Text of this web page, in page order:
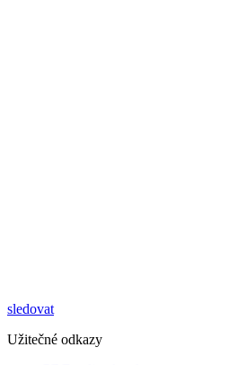
sledovat
Užitečné odkazy